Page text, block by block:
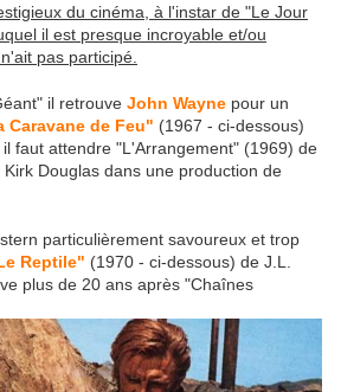
du cinéma, à l'instar de "Le Jour
il est presque incroyable et/ou
pas participé.
il retrouve John Wayne pour un
Caravane de Feu" (1967 - ci-dessous)
faut attendre "L'Arrangement" (1969) de
Kirk Douglas dans une production de
particulièrement savoureux et trop
Reptile" (1970 - ci-dessous) de J.L.
plus de 20 ans après "Chaînes